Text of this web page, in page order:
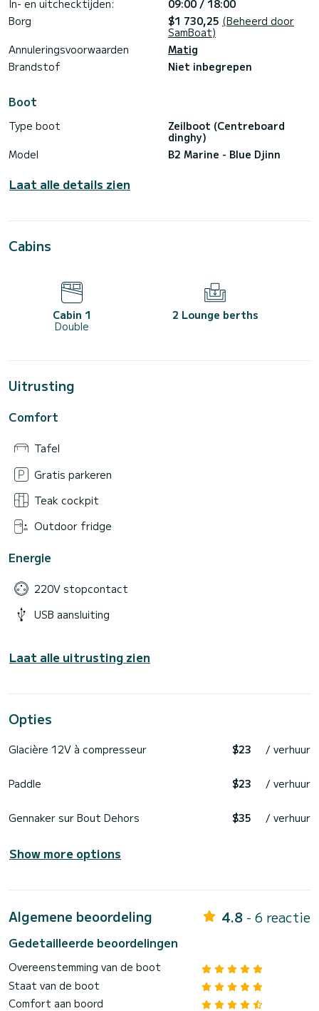
In- en uitchecktijden:
09:00 / 18:00
Borg
$1 730,25 (Beheerd door
SamBoat)
Annuleringsvoorwaarden
Matig
Brandstof
Niet inbegrepen
Boot
Type boot
Zeilboot (Centreboard
dinghy)
Model
B2 Marine - Blue Djinn
Laat alle details zien
Cabins
Cabin 1
Double
2 Lounge berths
Uitrusting
Comfort
Tafel
Gratis parkeren
Teak cockpit
Outdoor fridge
Energie
220V stopcontact
USB aansluiting
Laat alle uitrusting zien
Opties
Glacière 12V à compresseur $23 / verhuur
Paddle $23 / verhuur
Gennaker sur Bout Dehors $35 / verhuur
Show more options
Algemene beoordeling 4.8 - 6 reactie
Gedetailleerde beoordelingen
Overeenstemming van de boot
Staat van de boot
Comfort aan boord